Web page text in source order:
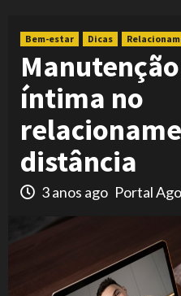
Bem-estar Dicas
íntima no
distância
3 anos ago Portal